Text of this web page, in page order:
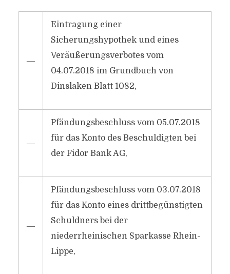
―
Eintragung einer
Sicherungshypothek und eines
Veräußerungsverbotes vom
04.07.2018 im Grundbuch von
Dinslaken Blatt 1082,
―
Pfändungsbeschluss vom 05.07.2018
für das Konto des Beschuldigten bei
der Fidor Bank AG,
―
Pfändungsbeschluss vom 03.07.2018
für das Konto eines drittbegünstigten
Schuldners bei der
niederrheinischen Sparkasse Rhein-
Lippe,